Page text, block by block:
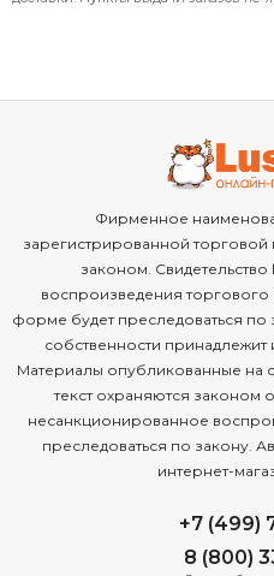
Фирменное
зарегистрированной
законом.
воспроизведения
форме будет преследоваться по
собственности принадлежит
Материалы опубликованные на
текст охраняются
несанкционированное
преследоваться по закону.
интернет-
+7 (499)
8 (800)